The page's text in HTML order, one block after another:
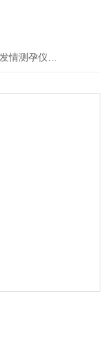
仪便宜价格报价